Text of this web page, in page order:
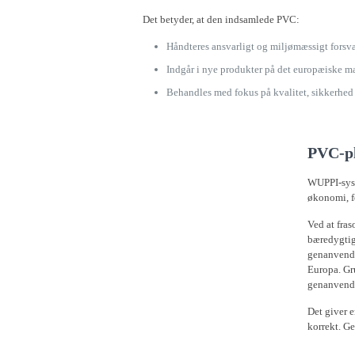
Det betyder, at den indsamlede PVC:
Håndteres ansvarligt og miljømæssigt
Indgår i nye produkter på det europæiske
Behandles med fokus på kvalitet,
PVC-
WUPPI-
økonomi,
Ved at
Europa.
Det giver
korrekt.